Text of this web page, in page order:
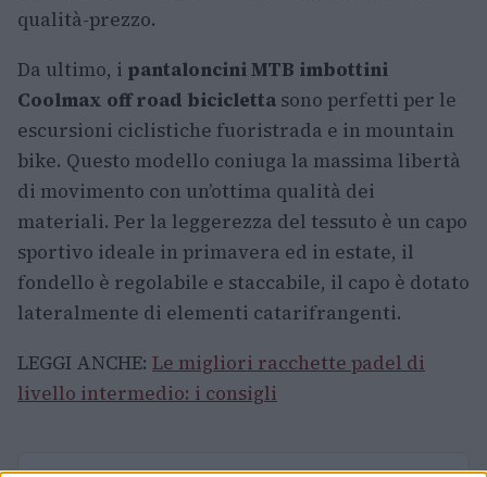
qualità-prezzo.
Da ultimo, i pantaloncini MTB imbottini
Coolmax off road bicicletta sono perfetti per le
escursioni ciclistiche fuoristrada e in mountain
bike. Questo modello coniuga la massima libertà
di movimento con un’ottima qualità dei
materiali. Per la leggerezza del tessuto è un capo
sportivo ideale in primavera ed in estate, il
fondello è regolabile e staccabile, il capo è dotato
lateralmente di elementi catarifrangenti.
LEGGI ANCHE: Le migliori racchette padel di
livello intermedio: i consigli